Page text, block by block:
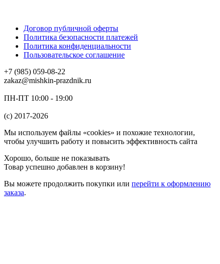
Договор публичной оферты
Политика безопасности платежей
Политика конфиденциальности
Пользовательское соглашение
+7 (985) 059-08-22
zakaz@mishkin-prazdnik.ru
ПН-ПТ 10:00 - 19:00
(c) 2017-2026
Мы используем файлы «cookies» и похожие технологии,
чтобы улучшить работу и повысить эффективность сайта
Хорошо, больше не показывать
Товар успешно добавлен в корзину!
Вы можете продолжить покупки или перейти к оформлению
заказа.